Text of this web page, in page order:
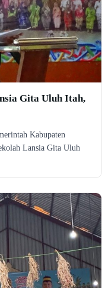
Gita Uluh Itah,
Kabupaten
Lansia Gita Uluh